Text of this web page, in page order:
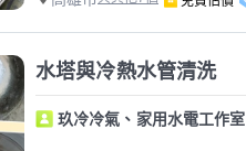
水塔與冷熱水管清洗
玖冷冷氣、家用水電工作室